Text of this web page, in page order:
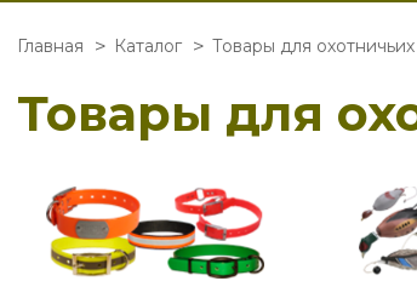
Главная Каталог Товары для
Товары для